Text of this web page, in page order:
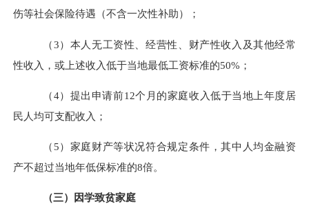
伤等社会保险待遇（不含一次性补助）；
（3）本人无工资性、经营性、财产性收入及其他经常
性收入，或上述收入低于当地最低工资标准的50% ；
（4）提出申请前12个月的家庭收入低于当地上年度居
民人均可支配收入；
（ 5）家庭财产等状况符合规定条件，其中人均金融资
产不超过当地年低保标准的8倍。
（三）因学致贫家庭